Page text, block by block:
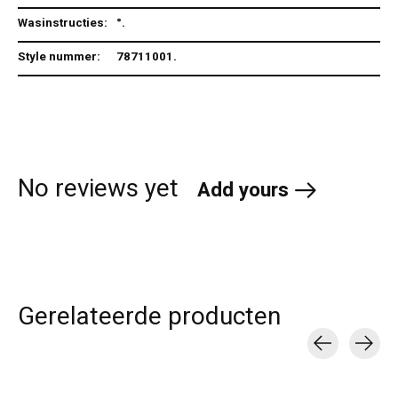
Wasinstructies: °.
Style nummer:
78711001.
No reviews yet Add yours
Gerelateerde producten